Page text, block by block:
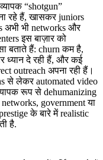
“shotgun”
रहे हैं, खासकर juniors
अभी भी networks और
इस बाज़ार को
बताते हैं: churn कम है,
ध्यान दे रही हैं, और कई
outreach अपना रही हैं।
से लेकर automated video
रूप से dehumanizing
government या
के बारे में realistic
है.